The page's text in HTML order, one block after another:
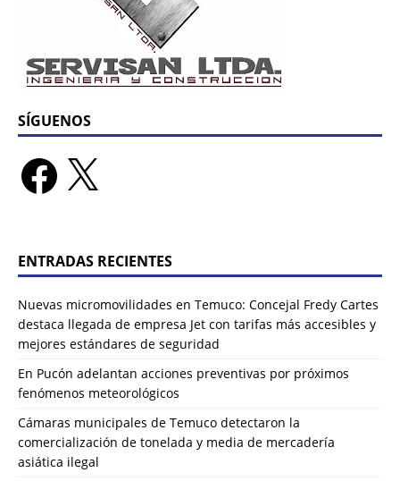
SÍGUENOS
ENTRADAS RECIENTES
Nuevas micromovilidades en Temuco: Concejal Fredy Cartes
destaca llegada de empresa Jet con tarifas más accesibles y
mejores estándares de seguridad
En Pucón adelantan acciones preventivas por próximos
fenómenos meteorológicos
Cámaras municipales de Temuco detectaron la
comercialización de tonelada y media de mercadería
asiática ilegal